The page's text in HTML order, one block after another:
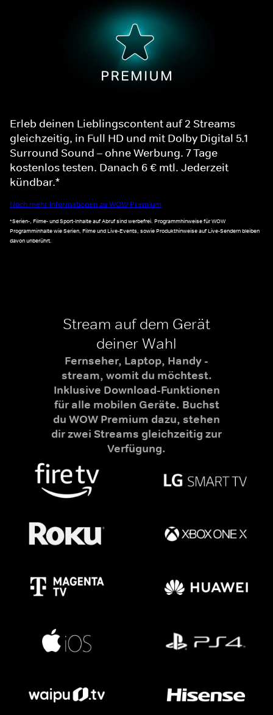
Erleb deinen Lieblingscontent auf 2 Streams
gleichzeitig, in Full HD und mit Dolby Digital 5.1
Surround Sound – ohne Werbung. 7 Tage
kostenlos testen. Danach 6 € mtl. Jederzeit
kündbar.*
Noch mehr Informationen zu WOW Premium
*Serien-, Filme- und Sport-Inhalte auf Abruf sind werbefrei. Programmhinweise für WOW
Programminhalte wie Serien, Filme und Live-Events, sowie Produkthinweise auf Live-Sendern bleiben
davon unberührt.
Stream auf dem Gerät
deiner Wahl
Fernseher, Laptop, Handy -
stream, womit du möchtest.
Inklusive Download-Funktionen
für alle mobilen Geräte. Buchst
du WOW Premium dazu, stehen
dir zwei Streams gleichzeitig zur
Verfügung.